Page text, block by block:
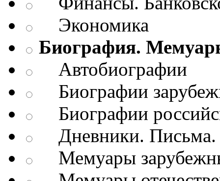
Экономика
Биография.
Автобиографии
Биографии
Биографии
Дневники. Письма.
Мемуары